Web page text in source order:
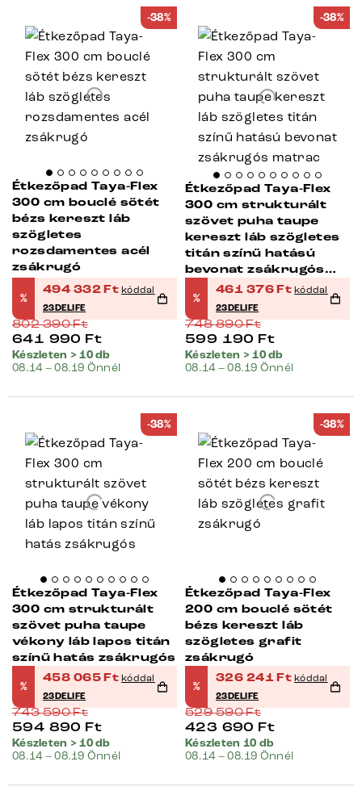
-38%
Étkezőpad Taya-Flex
300 cm bouclé sötét
bézs kereszt láb
szögletes
rozsdamentes acél
zsákrugó
%
494 332Ft kóddal
23DELIFE
802 390Ft
641 990 Ft
Készleten > 10 db
08.14 – 08.19 Önnél
-38%
Étkezőpad Taya-Flex
300 cm strukturált
szövet puha taupe
kereszt láb szögletes
titán színű hatású
bevonat zsákrugós
matrac
%
461 376Ft kóddal
23DELIFE
748 890Ft
599 190 Ft
Készleten > 10 db
08.14 – 08.19 Önnél
-38%
Étkezőpad Taya-Flex
300 cm strukturált
szövet puha taupe
vékony láb lapos titán
színű hatás zsákrugós
%
458 065Ft kóddal
23DELIFE
743 590Ft
594 890 Ft
Készleten > 10 db
08.14 – 08.19 Önnél
-38%
Étkezőpad Taya-Flex
200 cm bouclé sötét
bézs kereszt láb
szögletes grafit
zsákrugó
%
326 241Ft kóddal
23DELIFE
529 590Ft
423 690 Ft
Készleten 10 db
08.14 – 08.19 Önnél